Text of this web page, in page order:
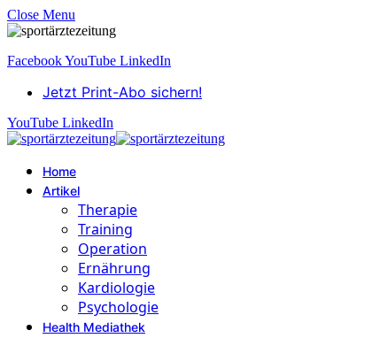
Close Menu
FacebookYouTube LinkedIn
Jetzt Print-Abo sichern!
YouTube LinkedIn
Home
Artikel
Therapie
Training
Operation
Ernährung
Kardiologie
Psychologie
Health Mediathek